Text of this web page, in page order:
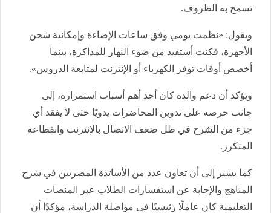
تسمح به الظروف.
ويقول: «نظمت يومي وفق ساعات الإضاءة وإمكانية شحن
الأجهزة، فكنت أستفيد من ضوء النهار للمذاكرة، بينما
أخصص أوقات توفر الكهرباء أو الإنترنت لمتابعة الدروس».
ويؤكد أن دعم والده كان أحد أهم أسباب استمراره، إلى
جانب حرصه على تدوين المحاضرات يدويًا حتى لا يفقد أي
جزء من الشرح في ظل ضعف الاتصال بالإنترنت وانقطاعه
المتكرر.
كما يشير إلى أن تعاون عدد من الأساتذة المصريين في شرح
المناهج والإجابة عن استفسارات الطلاب عبر المنصات
التعليمية كان عاملًا رئيسيًا في مواصلة الدراسة، مؤكدًا أن